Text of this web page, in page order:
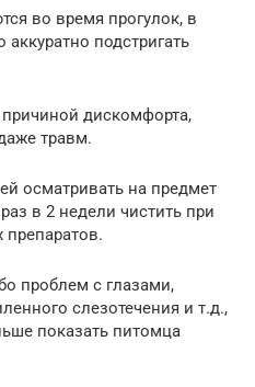
во время прогулок, в
подстригать
дискомфорта,
травм.
осматривать на предмет
в 2 недели чистить при
проблем с глазами,
слезотечения и т.д.,
показать питомца